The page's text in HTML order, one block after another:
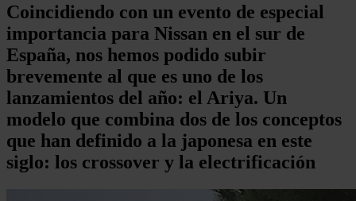
Coincidiendo con un evento de especial
importancia para Nissan en el sur de
España, nos hemos podido subir
brevemente al que es uno de los
lanzamientos del año: el Ariya. Un
modelo que combina dos de los conceptos
que han definido a la japonesa en este
siglo: los crossover y la electrificación